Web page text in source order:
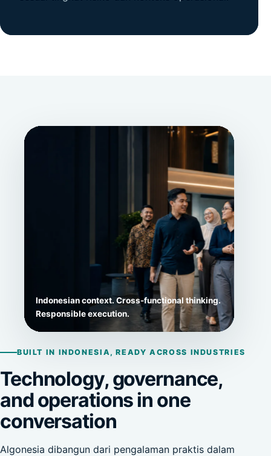
Indonesian context. Cross-functional thinking.
Responsible execution.
BUILT IN INDONESIA, READY ACROSS INDUSTRIES
Technology, governance,
and operations in one
conversation
Algonesia dibangun dari pengalaman praktis dalam